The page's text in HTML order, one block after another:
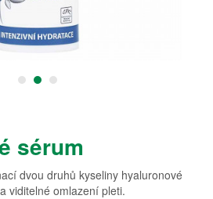
sérum
dvou druhů kyseliny hyaluronové
viditelné omlazení pleti.